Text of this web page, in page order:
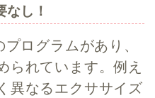
なし！
ログラムがあり、
られています。例え
異なるエクササイズ